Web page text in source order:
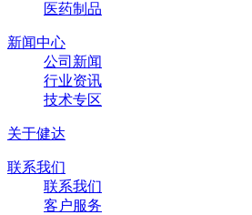
医药制品
新闻中心
公司新闻
行业资讯
技术专区
关于健达
联系我们
联系我们
客户服务